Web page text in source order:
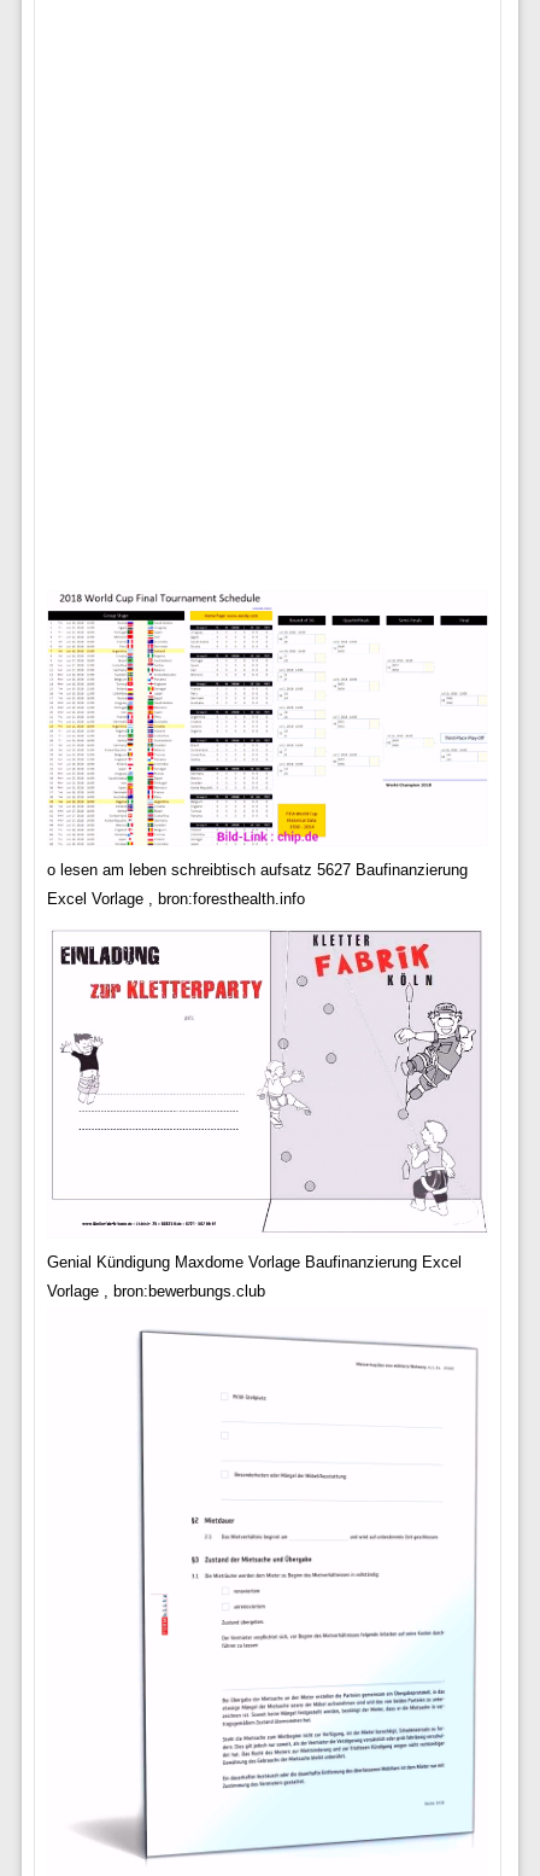
o lesen am leben schreibtisch aufsatz 5627 Baufinanzierung
Excel Vorlage , bron:foresthealth.info
Genial Kündigung Maxdome Vorlage Baufinanzierung Excel
Vorlage , bron:bewerbungs.club